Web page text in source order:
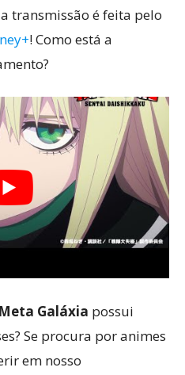
transmissão é feita pelo
! Como está a
Meta Galáxia possui
Se procura por animes
em nosso